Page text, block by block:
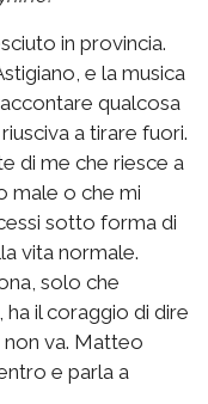
in provincia.
e la musica
qualcosa
a tirare fuori.
di me che riesce a
male o che mi
sotto forma di
vita normale.
solo che
il coraggio di dire
va. Matteo
e parla a